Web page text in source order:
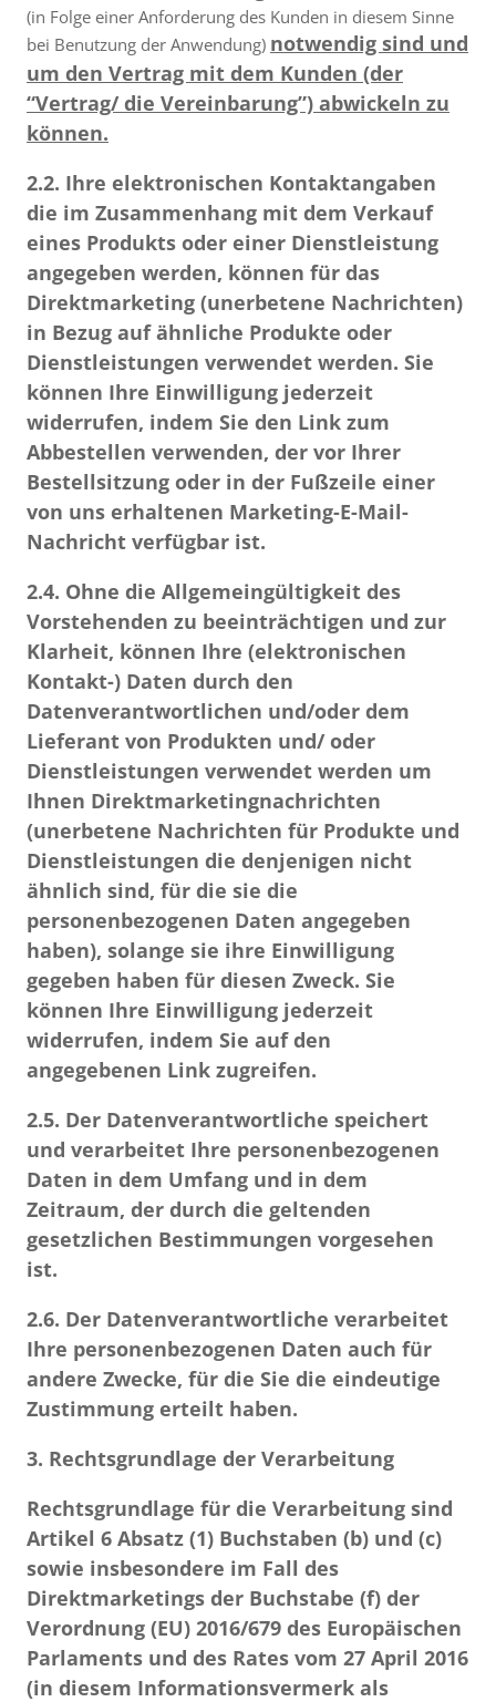
(in Folge einer Anforderung des Kunden in diesem Sinne
bei Benutzung der Anwendung) notwendig sind und
um den Vertrag mit dem Kunden (der
“Vertrag/ die Vereinbarung”) abwickeln zu
können.
2.2. Ihre elektronischen Kontaktangaben
die im Zusammenhang mit dem Verkauf
eines Produkts oder einer Dienstleistung
angegeben werden, können für das
Direktmarketing (unerbetene Nachrichten)
in Bezug auf ähnliche Produkte oder
Dienstleistungen verwendet werden. Sie
können Ihre Einwilligung jederzeit
widerrufen, indem Sie den Link zum
Abbestellen verwenden, der vor Ihrer
Bestellsitzung oder in der Fußzeile einer
von uns erhaltenen Marketing-E-Mail-
Nachricht verfügbar ist.
2.4. Ohne die Allgemeingültigkeit des
Vorstehenden zu beeinträchtigen und zur
Klarheit, können Ihre (elektronischen
Kontakt-) Daten durch den
Datenverantwortlichen und/oder dem
Lieferant von Produkten und/ oder
Dienstleistungen verwendet werden um
Ihnen Direktmarketingnachrichten
(unerbetene Nachrichten für Produkte und
Dienstleistungen die denjenigen nicht
ähnlich sind, für die sie die
personenbezogenen Daten angegeben
haben), solange sie ihre Einwilligung
gegeben haben für diesen Zweck. Sie
können Ihre Einwilligung jederzeit
widerrufen, indem Sie auf den
angegebenen Link zugreifen.
2.5. Der Datenverantwortliche speichert
und verarbeitet Ihre personenbezogenen
Daten in dem Umfang und in dem
Zeitraum, der durch die geltenden
gesetzlichen Bestimmungen vorgesehen
ist.
2.6. Der Datenverantwortliche verarbeitet
Ihre personenbezogenen Daten auch für
andere Zwecke, für die Sie die eindeutige
Zustimmung erteilt haben.
3. Rechtsgrundlage der Verarbeitung
Rechtsgrundlage für die Verarbeitung sind
Artikel 6 Absatz (1) Buchstaben (b) und (c)
sowie insbesondere im Fall des
Direktmarketings der Buchstabe (f) der
Verordnung (EU) 2016/679 des Europäischen
Parlaments und des Rates vom 27 April 2016
(in diesem Informationsvermerk als